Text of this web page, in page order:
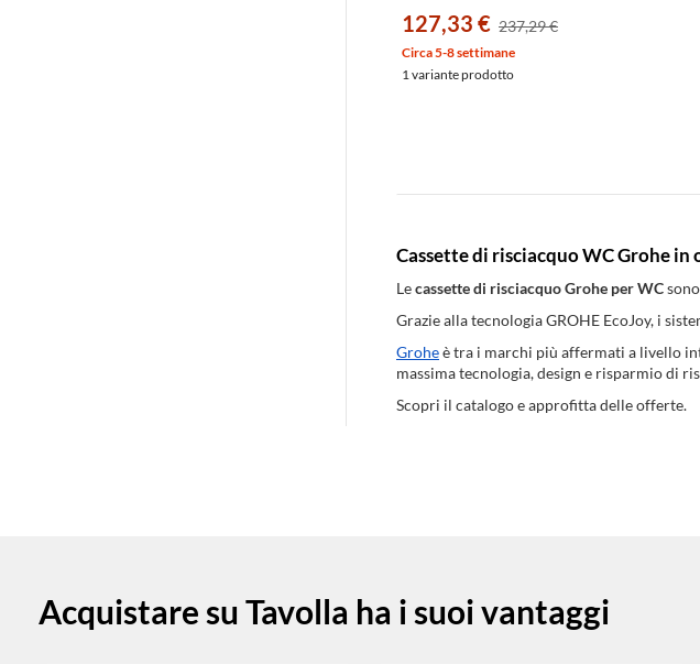
127,33 € 237,29 €
Circa 5-8 settimane
1 variante prodotto
Cassette di risciacquo WC Grohe in
Lecassette di risciacquo Grohe per WC
Grazie alla tecnologia GROHE EcoJoy, i
Groheè tra i marchi più affermati a livello
massima tecnologia, design e risparmio di
Scopri il catalogo e approfitta delle offerte.
Acquistare su Tavolla ha i suoi vantaggi